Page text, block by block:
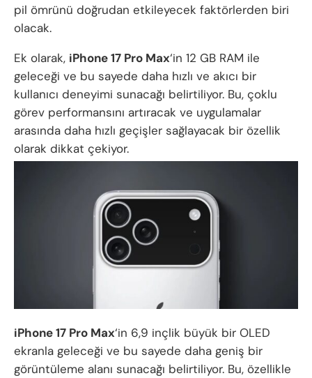
pil ömrünü doğrudan etkileyecek faktörlerden biri
olacak.
Ek olarak, iPhone 17 Pro Max‘in 12 GB RAM ile
geleceği ve bu sayede daha hızlı ve akıcı bir
kullanıcı deneyimi sunacağı belirtiliyor. Bu, çoklu
görev performansını artıracak ve uygulamalar
arasında daha hızlı geçişler sağlayacak bir özellik
olarak dikkat çekiyor.
iPhone 17 Pro Max‘in 6,9 inçlik büyük bir OLED
ekranla geleceği ve bu sayede daha geniş bir
görüntüleme alanı sunacağı belirtiliyor. Bu, özellikle